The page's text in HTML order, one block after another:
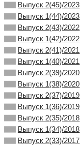
Выпуск 2(45)/2023
Выпуск 1(44)/2023
Выпуск 2(43)/2022
Выпуск 1(42)/2022
Выпуск 2(41)/2021
Выпуск 1(40)/2021
Выпуск 2(39)/2020
Выпуск 1(38)/2020
Выпуск 2(37)/2019
Выпуск 1(36)/2019
Выпуск 2(35)/2018
Выпуск 1(34)/2018
Выпуск 2(33)/2017